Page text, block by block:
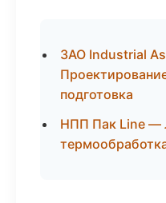
ЗАО Industrial
подготовка
НПП Пак Line —